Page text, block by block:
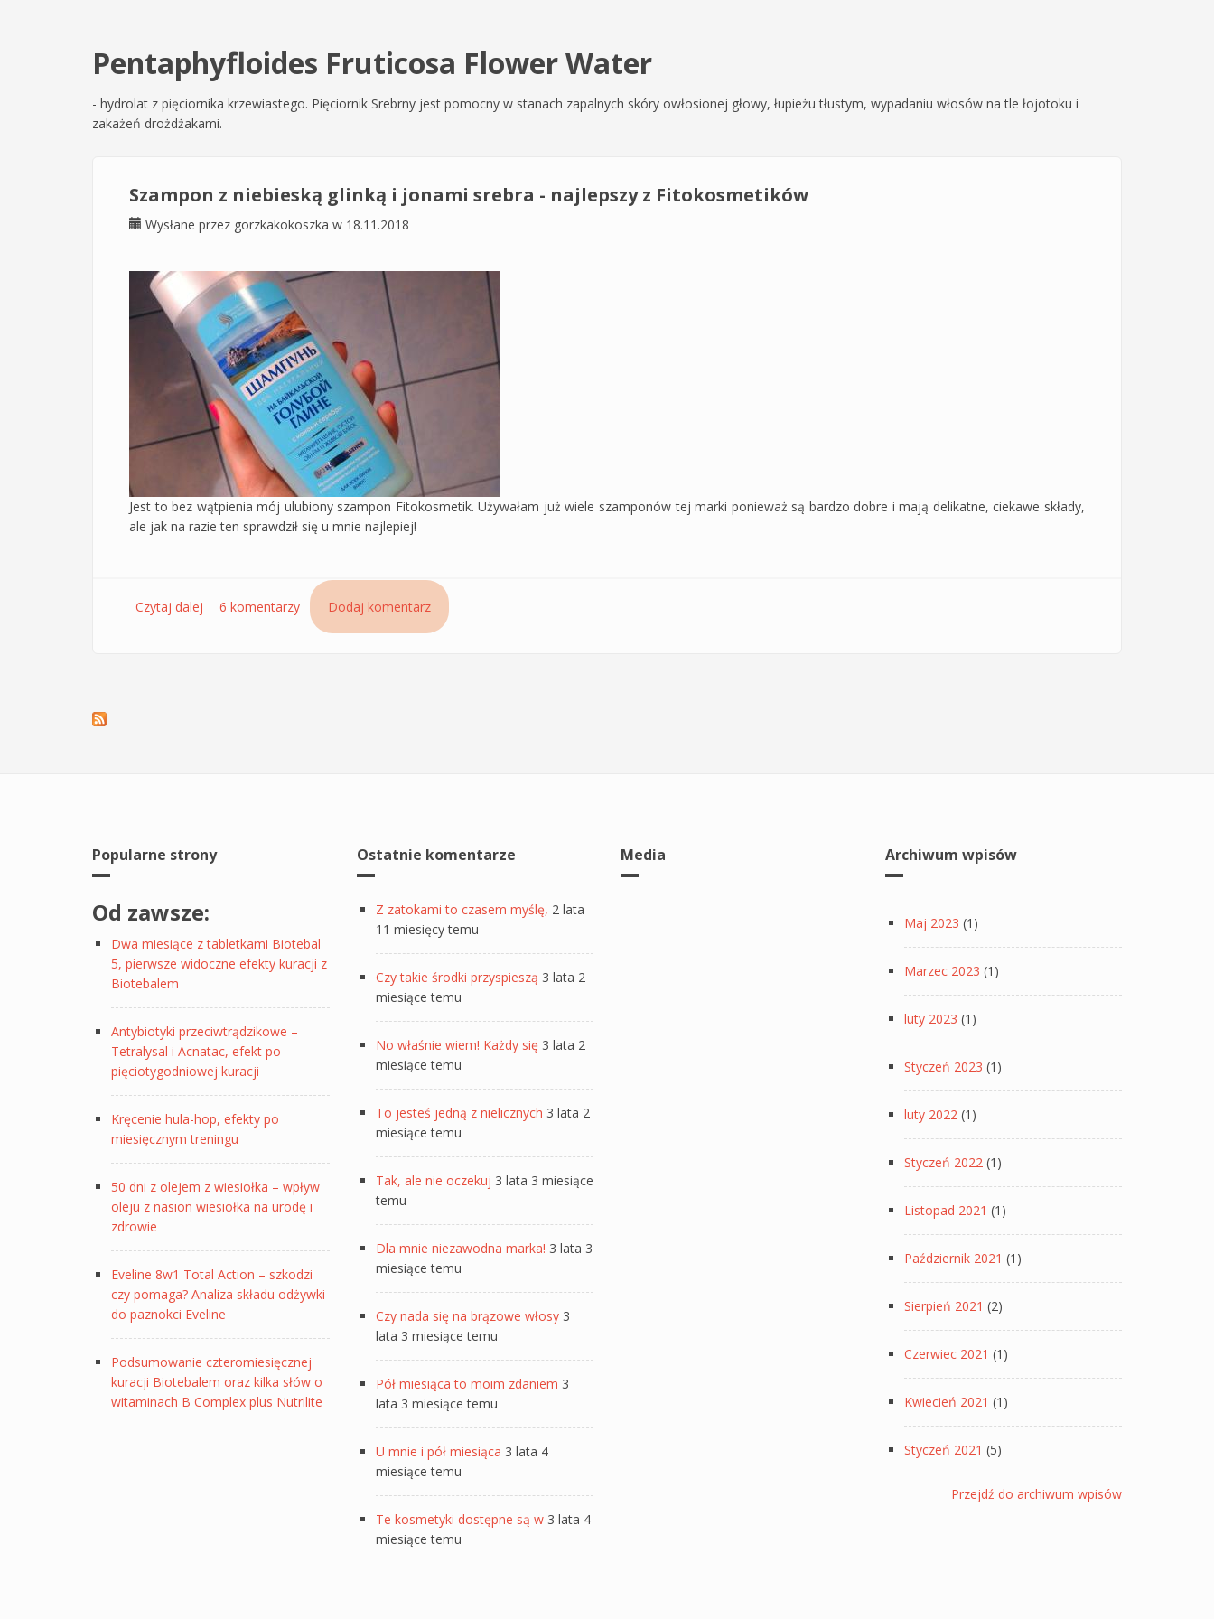
Pentaphyfloides Fruticosa Flower Water
- hydrolat z pięciornika krzewiastego. Pięciornik Srebrny jest pomocny w stanach zapalnych skóry owłosionej głowy, łupieżu tłustym, wypadaniu włosów na tle łojotoku i
zakażeń drożdżakami.
Szampon z niebieską glinką i jonami srebra - najlepszy z Fitokosmetików
Wysłane przez gorzkakokoszka w 18.11.2018
Jest to bez wątpienia mój ulubiony szampon Fitokosmetik. Używałam już wiele szamponów tej marki ponieważ są bardzo dobre i mają delikatne, ciekawe składy,
ale jak na razie ten sprawdził się u mnie najlepiej!
Czytaj dalej wpis Szampon z niebieską glinką i jonami srebra - najlepszy z Fitokosmetików
6 komentarzy Dodaj komentarz
Popularne strony
Od zawsze:
Dwa miesiące z tabletkami Biotebal
5, pierwsze widoczne efekty kuracji z
Biotebalem
Antybiotyki przeciwtrądzikowe –
Tetralysal i Acnatac, efekt po
pięciotygodniowej kuracji
Kręcenie hula-hop, efekty po
miesięcznym treningu
50 dni z olejem z wiesiołka – wpływ
oleju z nasion wiesiołka na urodę i
zdrowie
Eveline 8w1 Total Action – szkodzi
czy pomaga? Analiza składu odżywki
do paznokci Eveline
Podsumowanie czteromiesięcznej
kuracji Biotebalem oraz kilka słów o
witaminach B Complex plus Nutrilite
Ostatnie komentarze
Z zatokami to czasem myślę, 2 lata
11 miesięcy temu
Czy takie środki przyspieszą 3 lata 2
miesiące temu
No właśnie wiem! Każdy się 3 lata 2
miesiące temu
To jesteś jedną z nielicznych 3 lata 2
miesiące temu
Tak, ale nie oczekuj 3 lata 3 miesiące
temu
Dla mnie niezawodna marka! 3 lata 3
miesiące temu
Czy nada się na brązowe włosy 3
lata 3 miesiące temu
Pół miesiąca to moim zdaniem 3
lata 3 miesiące temu
U mnie i pół miesiąca 3 lata 4
miesiące temu
Te kosmetyki dostępne są w 3 lata 4
miesiące temu
Media Archiwum wpisów
Maj 2023 (1)
Marzec 2023 (1)
luty 2023 (1)
Styczeń 2023 (1)
luty 2022(1)
Styczeń 2022(1)
Listopad 2021 (1)
Październik 2021 (1)
Sierpień 2021 (2)
Czerwiec 2021 (1)
Kwiecień 2021 (1)
Styczeń 2021 (5)
Przejdź do archiwum wpisów